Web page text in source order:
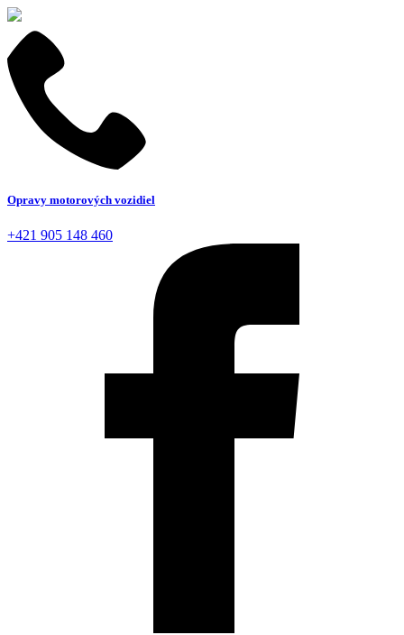
Opravy motorových vozidiel
+421 905 148 460